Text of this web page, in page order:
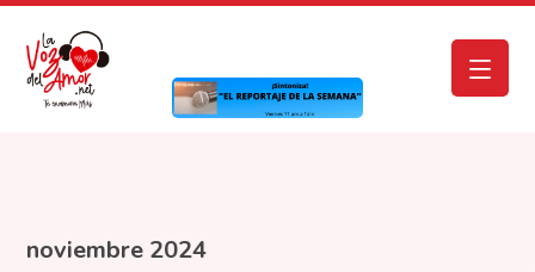
noviembre 2024